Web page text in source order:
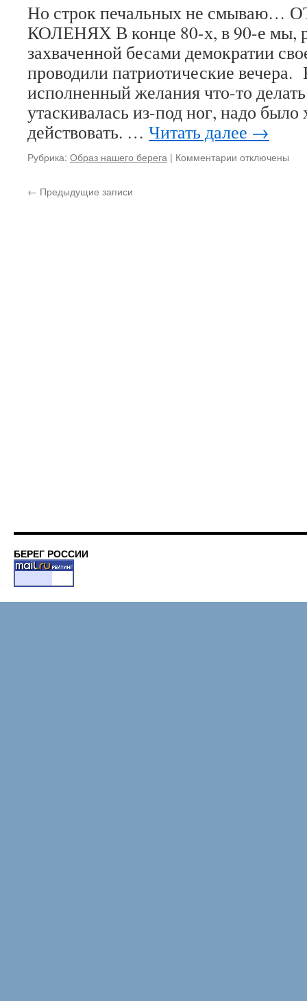
Мойша
не
его
третий
открыт,
он
в
еще
Но строк печальных не
КОЛЕНЯХ В конце 80-х, в 90-е мы,
захваченной бесами демократии
проводили патриотические вечера.
исполненный желания что-то
утаскивалась из-под ног, надо было
действовать. … Читать далее →
Рубрика: Образ нашего берега | Комментарии котключены
← Предыдущие записи
БЕРЕГ РОССИИ